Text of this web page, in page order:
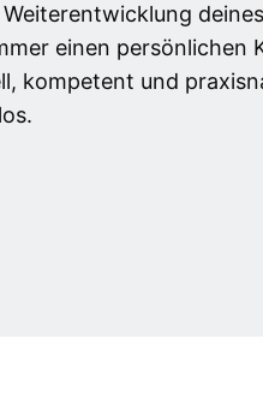
einen persönlichen
kompetent und